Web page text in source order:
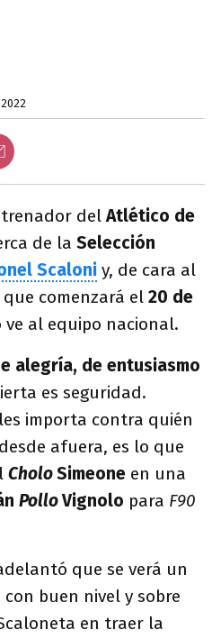
2022
delAtlético de
de la Selección
Scaloni y, de cara al
que comenzará el 20 de
ve al equipo nacional.
alegría, de entusiasmo
es seguridad.
importa contra quién
afuera, es lo que
CholoSimeone en una
PolloVignolo para F90
que se verá un
con buen nivel y sobre
en traer la